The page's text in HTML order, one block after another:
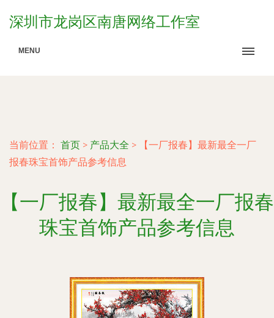
深圳市龙岗区南唐网络工作室
MENU
当前位置： 首页 > 产品大全 >
【一厂报春】最新最全一厂
报春珠宝首饰产品参考信息
【一厂报春】最新最全一厂报春
珠宝首饰产品参考信息